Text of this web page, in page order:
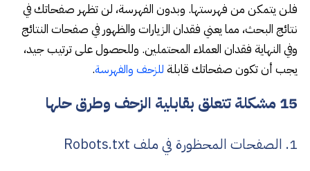
فلن يتمكن من فهرستها. وبدون الفهرسة، لن تظهر صفحاتك في
نتائج البحث، مما يعني فقدان الزيارات والظهور في صفحات النتائج
وفي النهاية فقدان العملاء المحتملين. وللحصول على ترتيب جيد،
يجب أن تكون صفحاتك قابلة للزحف والفهرسة.
15 مشكلة تتعلق بقابلية الزحف وطرق حلها
1. الصفحات المحظورة في ملف Robots.txt